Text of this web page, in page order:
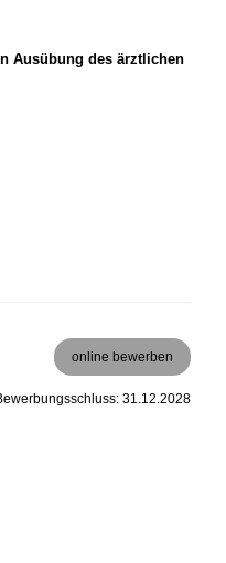
Ausübung des ärztlichen
online bewerben
31.12.2028